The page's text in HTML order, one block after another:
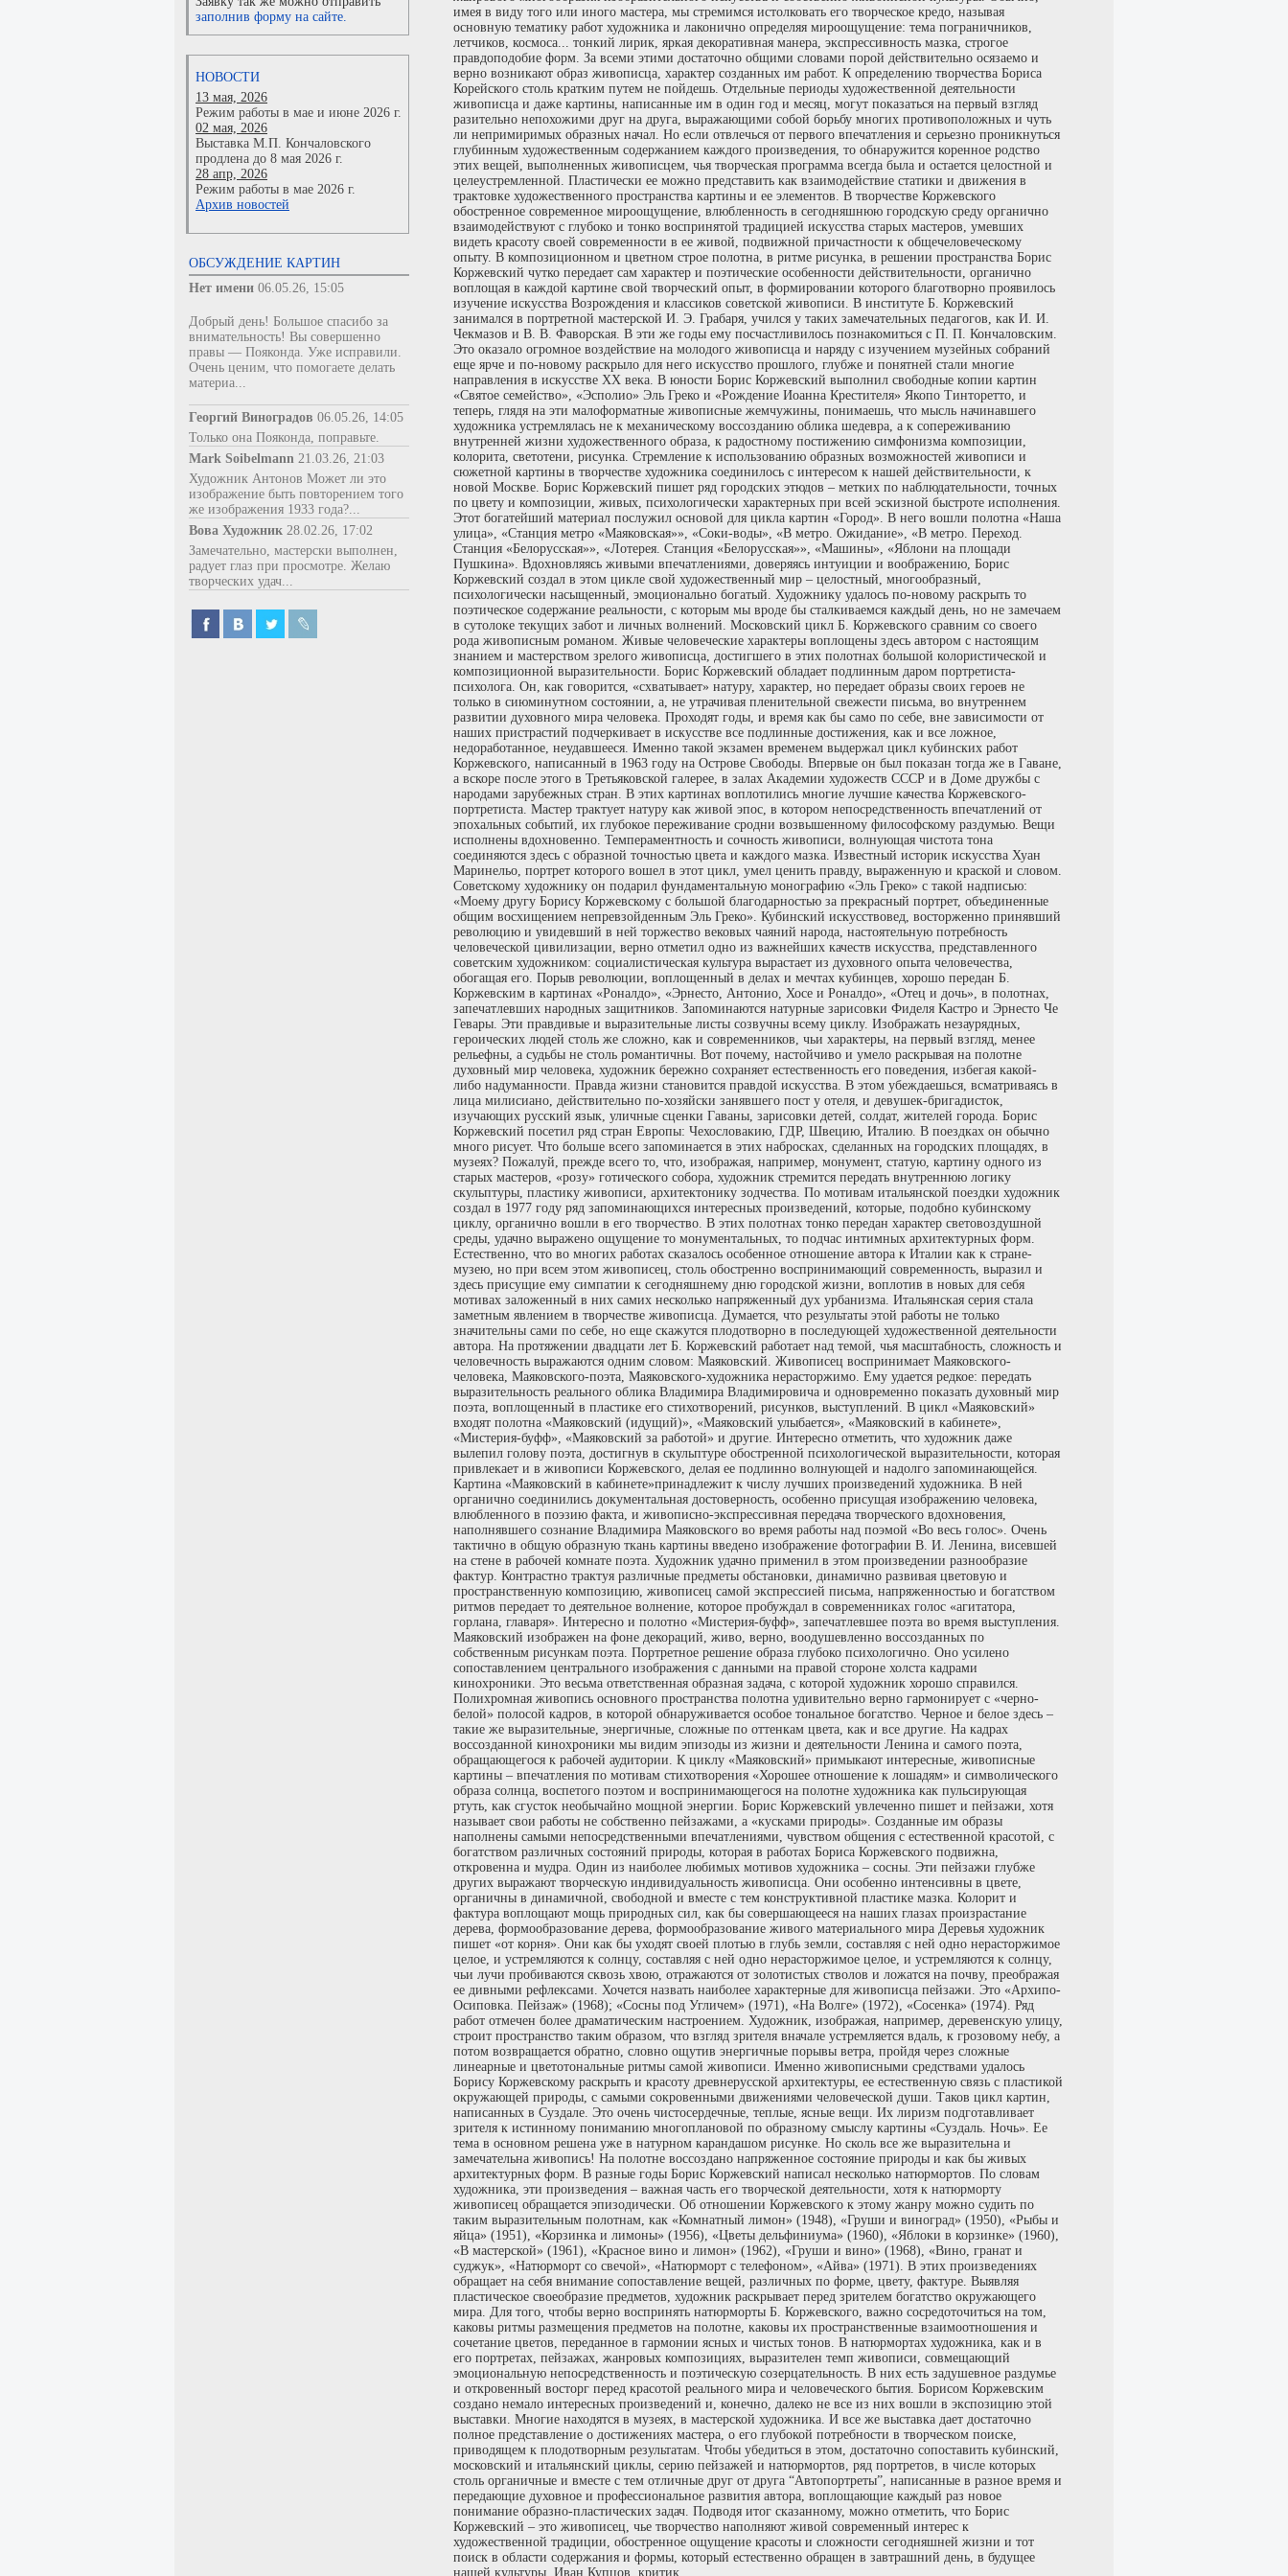
заполнив форму на сайте.
НОВОСТИ
13 мая, 2026
Режим работы в мае и июне 2026 г.
02 мая, 2026
Выставка М.П. Кончаловского
продлена до 8 мая 2026 г.
28 апр, 2026
Режим работы в мае 2026 г.
Архив новостей
ОБСУЖДЕНИЕ КАРТИН
Нет имени 06.05.26, 15:05
Добрый день! Большое спасибо за
внимательность! Вы совершенно
правы — Пояконда. Уже исправили.
Очень ценим, что помогаете делать
материа...
Георгий Виноградов 06.05.26, 14:05
Только она Пояконда, поправьте.
Mark Soibelmann 21.03.26, 21:03
Художник Антонов Может ли это
изображение быть повторением того
же изображения 1933 года?...
Вова Художник 28.02.26, 17:02
Замечательно, мастерски выполнен,
радует глаз при просмотре. Желаю
творческих удач...